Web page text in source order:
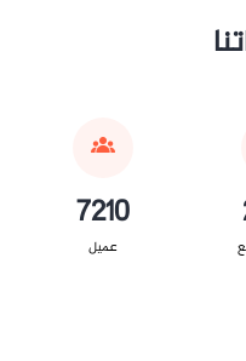
7210
عميل